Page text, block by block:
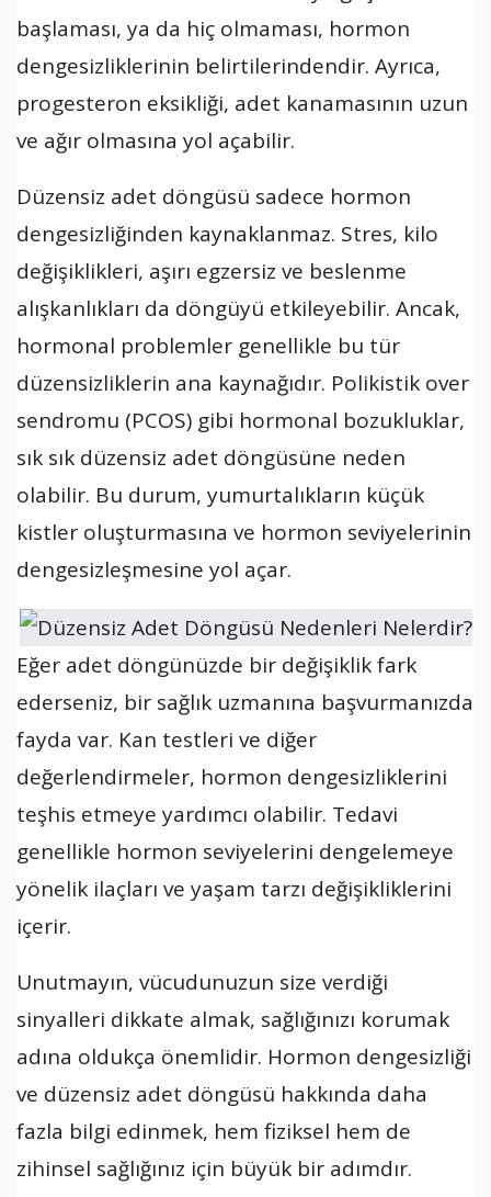
başlaması, ya da hiç olmaması, hormon
dengesizliklerinin belirtilerindendir. Ayrıca,
progesteron eksikliği, adet kanamasının uzun
ve ağır olmasına yol açabilir.
Düzensiz adet döngüsü sadece hormon
dengesizliğinden kaynaklanmaz. Stres, kilo
değişiklikleri, aşırı egzersiz ve beslenme
alışkanlıkları da döngüyü etkileyebilir. Ancak,
hormonal problemler genellikle bu tür
düzensizliklerin ana kaynağıdır. Polikistik over
sendromu (PCOS) gibi hormonal bozukluklar,
sık sık düzensiz adet döngüsüne neden
olabilir. Bu durum, yumurtalıkların küçük
kistler oluşturmasına ve hormon seviyelerinin
dengesizleşmesine yol açar.
Eğer adet döngünüzde bir değişiklik fark
ederseniz, bir sağlık uzmanına başvurmanızda
fayda var. Kan testleri ve diğer
değerlendirmeler, hormon dengesizliklerini
teşhis etmeye yardımcı olabilir. Tedavi
genellikle hormon seviyelerini dengelemeye
yönelik ilaçları ve yaşam tarzı değişikliklerini
içerir.
Unutmayın, vücudunuzun size verdiği
sinyalleri dikkate almak, sağlığınızı korumak
adına oldukça önemlidir. Hormon dengesizliği
ve düzensiz adet döngüsü hakkında daha
fazla bilgi edinmek, hem fiziksel hem de
zihinsel sağlığınız için büyük bir adımdır.